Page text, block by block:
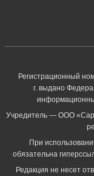
Регистрационный
г. выдано
Учредитель — ООО
При
обязательна
Редакция не несет